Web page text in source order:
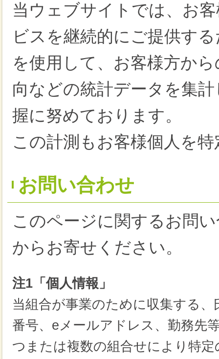
当ウェブサイトでは、お
ビスを継続的にご提供す
を使用して、お客様方か
向などの統計データを集
握に努めております。
この計測もお客様個人を
お問い合わせ
このページに関するお問
からお寄せください。
注1「個人情報」
当組合が事業のために収集する
番号、eメールアドレス、勤務先
つまたは複数の組合せにより特